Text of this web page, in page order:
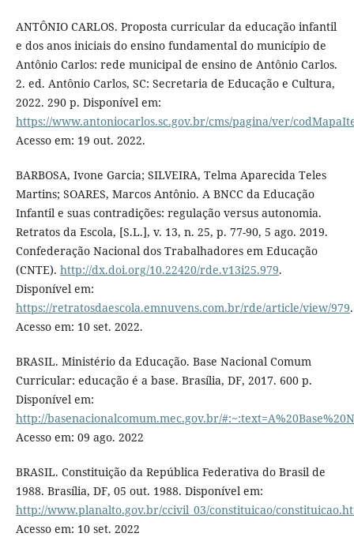
ANTÔNIO CARLOS. Proposta curricular da educação infantil
e dos anos iniciais do ensino fundamental do município de
Antônio Carlos: rede municipal de ensino de Antônio Carlos.
2. ed. Antônio Carlos, SC: Secretaria de Educação e Cultura,
2022. 290 p. Disponível em:
https://www.antoniocarlos.sc.gov.br/cms/pagina/ver/
Acesso em: 19 out. 2022.
BARBOSA, Ivone Garcia; SILVEIRA, Telma Aparecida Teles
Martins; SOARES, Marcos Antônio. A BNCC da Educação
Infantil e suas contradições: regulação versus autonomia.
Retratos da Escola, [S.L.], v. 13, n. 25, p. 77-90, 5 ago. 2019.
Confederação Nacional dos Trabalhadores em Educação
(CNTE). http://dx.doi.org/10.22420/rde.v13i25.979.
Disponível em:
https://retratosdaescola.emnuvens.com.br/rde/article/view/979.
Acesso em: 10 set. 2022.
BRASIL. Ministério da Educação. Base Nacional Comum
Curricular: educação é a base. Brasília, DF, 2017. 600 p.
Disponível em:
http://basenacionalcomum.mec.gov.br/
Acesso em: 09 ago. 2022
BRASIL. Constituição da República Federativa do Brasil de
1988. Brasília, DF, 05 out. 1988. Disponível em:
http://www.planalto.gov.br/ccivil_03/constituicao/
Acesso em: 10 set. 2022